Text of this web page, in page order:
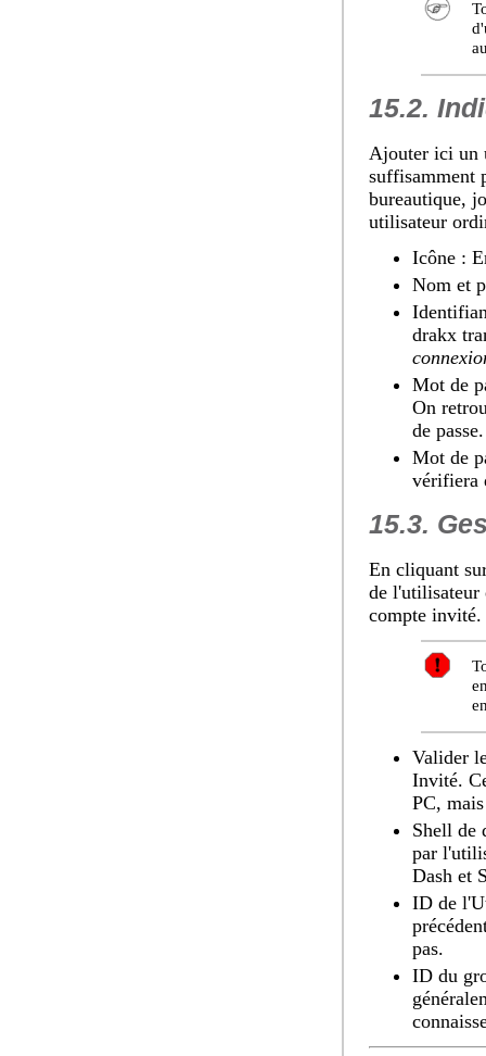
15.2.
Ajouter ici un
suffisamment
bureautique,
utilisateur
Icône :
Nom et
drakx
Mot de
On
de
Mot de
vérifiera
15.3.
En cliquant
de l'utilisateur
compte invité.
Valider
Invité.
PC,
Shell de
par
Dash et
ID de
pas.
ID du